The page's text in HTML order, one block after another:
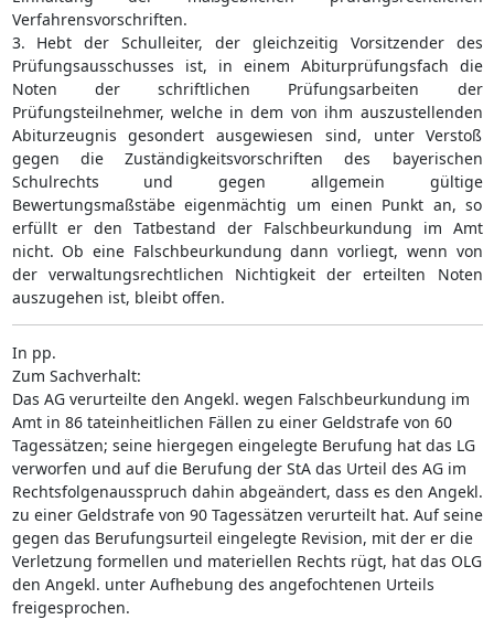
Verfahrensvorschriften.
3. Hebt der Schulleiter, der gleichzeitig Vorsitzender des
Prüfungsausschusses ist, in einem Abiturprüfungsfach die
Noten der schriftlichen Prüfungsarbeiten der
Prüfungsteilnehmer, welche in dem von ihm auszustellenden
Abiturzeugnis gesondert ausgewiesen sind, unter Verstoß
gegen die Zuständigkeitsvorschriften des bayerischen
Schulrechts und gegen allgemein gültige
Bewertungsmaßstäbe eigenmächtig um einen Punkt an, so
erfüllt er den Tatbestand der Falschbeurkundung im Amt
nicht. Ob eine Falschbeurkundung dann vorliegt, wenn von
der verwaltungsrechtlichen Nichtigkeit der erteilten Noten
auszugehen ist, bleibt offen.
In pp.
Zum Sachverhalt:
Das AG verurteilte den Angekl. wegen Falschbeurkundung im
Amt in 86 tateinheitlichen Fällen zu einer Geldstrafe von 60
Tagessätzen; seine hiergegen eingelegte Berufung hat das LG
verworfen und auf die Berufung der StA das Urteil des AG im
Rechtsfolgenausspruch dahin abgeändert, dass es den Angekl.
zu einer Geldstrafe von 90 Tagessätzen verurteilt hat. Auf seine
gegen das Berufungsurteil eingelegte Revision, mit der er die
Verletzung formellen und materiellen Rechts rügt, hat das OLG
den Angekl. unter Aufhebung des angefochtenen Urteils
freigesprochen.